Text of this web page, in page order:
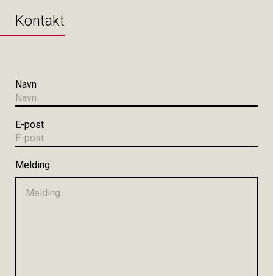
Kontakt
Navn
E-post
Melding